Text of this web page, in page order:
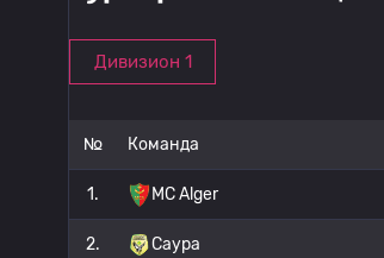
Дивизион 1
№ Команда
1. MC Alger
2. Саура